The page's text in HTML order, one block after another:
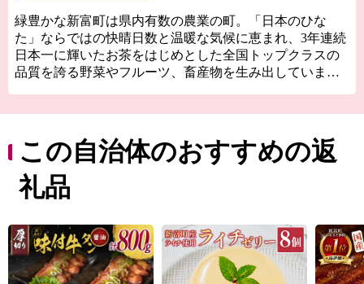
緑豊かな新富町は県内有数の農業の町。「日本のひな
た」ならではの快晴日数と温暖な気候に恵まれ、3年連続
日本一に輝いたお茶をはじめとした全国トップクラスの
品質を誇る野菜やフルーツ、畜産物を生み出していま
チ」のブランドは、各種メディアに取り上げられたほ
か、銀座の一流菓子店に愛用されるなど、全国的に高い
知名度を得ています。
物・アカウミガメの貴重な産卵地。日本遺産に選定され
た古墳群や、400年の時を越えて受け継がれている神楽が
地域に息づいており、歴史の色濃いふるさとでもありま
す。
この自治体のおすすめの返
礼品